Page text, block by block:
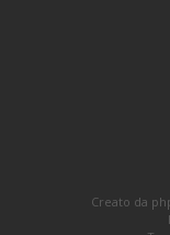
Creato da